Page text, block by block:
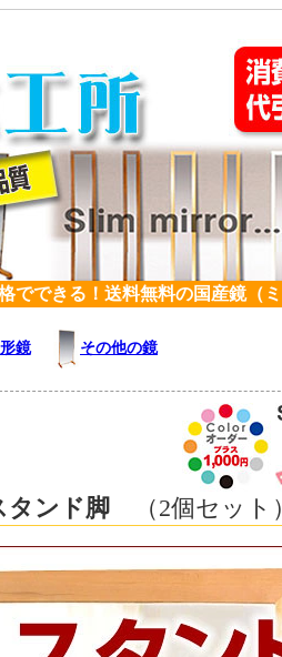
でできる！送料無料の国産鏡（
鏡 その他の鏡
タンド脚（2個セット